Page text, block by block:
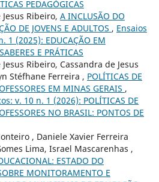
PEDAGÓGICAS
Ribeiro, A INCLUSÃO DO
DE JOVENS E ADULTOS , Ensaios
1 (2025): EDUCAÇÃO EM
E PRÁTICAS
Ribeiro, Cassandra de Jesus
Stéfhane Ferreira , POLÍTICAS DE
EM MINAS GERAIS ,
v. 10 n. 1 (2026): POLÍTICAS DE
NO BRASIL: PONTOS DE
, Daniele Xavier Ferreira
Lima, Israel Mascarenhas ,
ESTADO DO
MONITORAMENTO E